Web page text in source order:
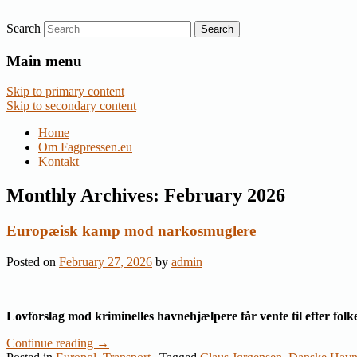
Fagpressen.eu
Nyheder om dansk EU-politik
Search
Main menu
Skip to primary content
Skip to secondary content
Home
Om Fagpressen.eu
Kontakt
Monthly Archives: February 2026
Europæisk kamp mod narkosmuglere
Posted on February 27, 2026 by admin
Lovforslag mod kriminelles havnehjælpere får vente til efter
Continue reading →